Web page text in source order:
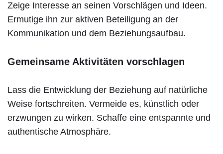
Zeige Interesse an seinen Vorschlägen und Ideen.
Ermutige ihn zur aktiven Beteiligung an der
Kommunikation und dem Beziehungsaufbau.
Gemeinsame Aktivitäten vorschlagen
Lass die Entwicklung der Beziehung auf natürliche
Weise fortschreiten. Vermeide es, künstlich oder
erzwungen zu wirken. Schaffe eine entspannte und
authentische Atmosphäre.